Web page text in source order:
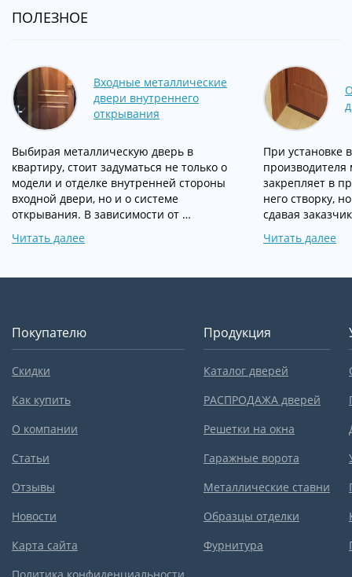
ПОЛЕЗНОЕ
Входные металлические
двери внутреннего
открывания
Выбирая металлическую дверь в
квартиру, стоит задуматься не только о
модели и отделке внутренней стороны
входной двери, но и о системе
открывания. В зависимости от …
Читать далее
При установке
производителя
закрепляет в
него створку,
сдавая
Читать далее
Покупателю
Скидки
Как купить
О компании
Статьи
Отзывы
Новости
Карта сайта
Продукция
Каталог дверей
РАСПРОДАЖА дверей
Решетки на окна
Гаражные ворота
Металлические ставни
Образцы отделки
Фурнитура